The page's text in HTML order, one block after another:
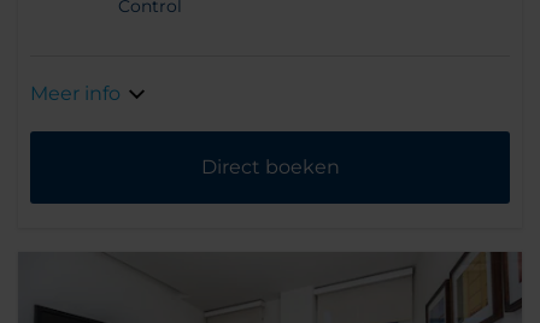
Control
Meer info
Direct boeken